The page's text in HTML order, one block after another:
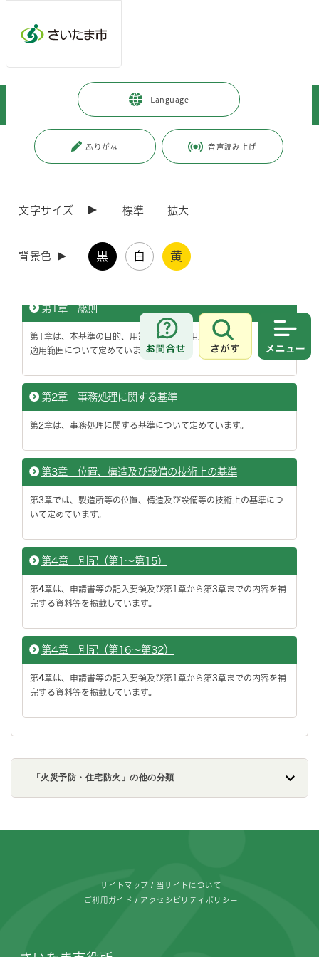
Language
ふりがな 音声読み上げ
文字サイズ 標準 拡大
背景色 黒 白 黄
お問合せ
さがす
暮らし・手続き > 安全・防災・消防
火災予防・住宅防火
危険物規制事務に関する審査基準
ページ番号：J008248
危険物規制事務に関する審査基準の目次等を掲載しています。
第1章 総則
第1章は、本基準の目的、用語の定義、運用上の留意事項、基準の
適用範囲について定めています。
第2章 事務処理に関する基準
第2章は、事務処理に関する基準について定めています。
第3章 位置、構造及び設備の技術上の基準
第3章では、製造所等の位置、構造及び設備等の技術上の基準につ
いて定めています。
第4章 別記（第1～第15）
第4章は、申請書等の記入要領及び第1章から第3章までの内容を補
完する資料等を掲載しています。
第4章 別記（第16～第32）
第4章は、申請書等の記入要領及び第1章から第3章までの内容を補
完する資料等を掲載しています。
「火災予防・住宅防火」の他の分類
サイトマップ 当サイトについて
ご利用ガイド アクセシビリティポリシー